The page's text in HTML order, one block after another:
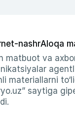
nashrAloqa
matbuot va
materiallarni
saytiga